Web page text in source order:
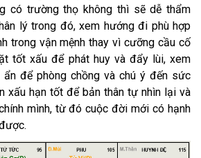
có trường thọ không thì sẽ dễ thẩm
lý trong đó, xem hướng đi phù hợp
trong vận mệnh thay vì cưỡng cầu cố
tốt xấu để phát huy và đẩy lùi, xem
ẩn để phòng chồng và chú ý đến sức
xấu hạn tốt để bản thân tự nhìn lại và
mình, từ đó cuộc đời mới có hạnh